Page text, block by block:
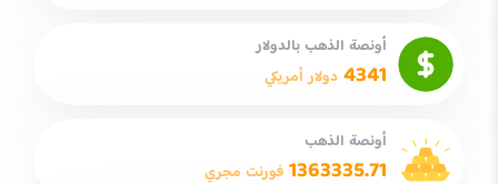
أونصة الذهب بالدولار
4341 دولار أمريكي
أونصة الذهب
1363335.71 فورنت مجري